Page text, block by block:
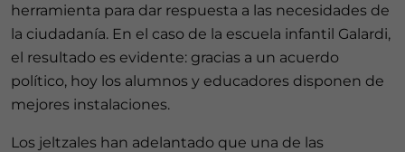
herramienta para dar respuesta a las necesidades de
la ciudadanía. En el caso de la escuela infantil Galardi,
el resultado es evidente: gracias a un acuerdo
político, hoy los alumnos y educadores disponen de
mejores instalaciones.
Los jeltzales han adelantado que una de las